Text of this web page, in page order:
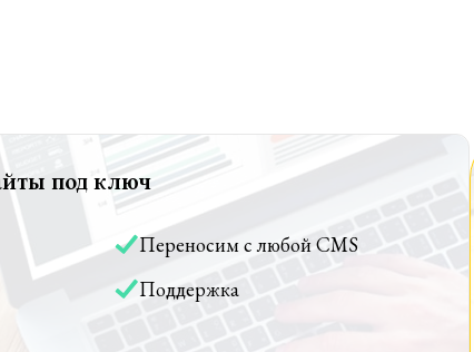
под ключ
Переносим с любой CMS
Поддержка